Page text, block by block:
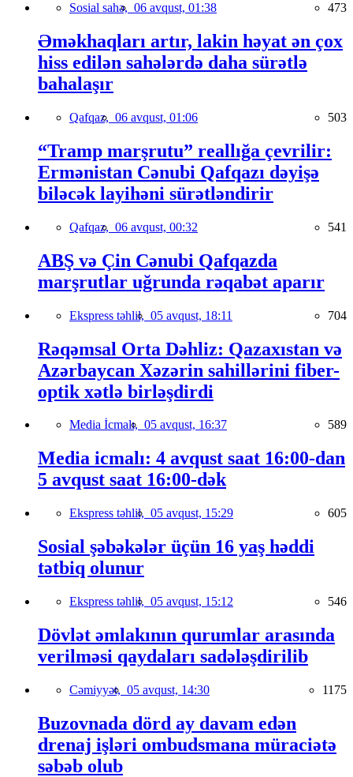
Sosial sahə, 06 avqust, 01:38 473
Əməkhaqları artır, lakin həyat ən çox
hiss edilən sahələrdə daha sürətlə
bahalaşır
Qafqaz, 06 avqust, 01:06 503
“Tramp marşrutu” reallığa çevrilir:
Ermənistan Cənubi Qafqazı dəyişə
biləcək layihəni sürətləndirir
Qafqaz, 06 avqust, 00:32 541
ABŞ və Çin Cənubi Qafqazda
marşrutlar uğrunda rəqabət aparır
Ekspress təhlil, 05 avqust, 18:11 704
Rəqəmsal Orta Dəhliz: Qazaxıstan və
Azərbaycan Xəzərin sahillərini fiber-
optik xətlə birləşdirdi
Media İcmalı, 05 avqust, 16:37 589
Media icmalı: 4 avqust saat 16:00-dan
5 avqust saat 16:00-dək
Ekspress təhlil, 05 avqust, 15:29 605
Sosial şəbəkələr üçün 16 yaş həddi
tətbiq olunur
Ekspress təhlil, 05 avqust, 15:12 546
Dövlət əmlakının qurumlar arasında
verilməsi qaydaları sadələşdirilib
Cəmiyyət, 05 avqust, 14:30 1175
Buzovnada dörd ay davam edən
drenaj işləri ombudsmana müraciətə
səbəb olub